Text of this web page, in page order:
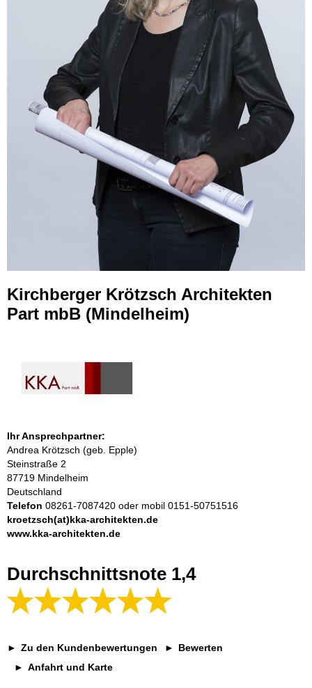
Kirchberger Krötzsch Architekten
Part mbB (Mindelheim)
Ihr Ansprechpartner:
Andrea Krötzsch (geb. Epple)
Steinstraße 2
87719 Mindelheim
Deutschland
Telefon 08261-7087420 oder mobil 0151-50751516
kroetzsch(at)kka-architekten.de
www.kka-architekten.de
Durchschnittsnote 1,4
Zu den Kundenbewertungen
Bewerten
Anfahrt und Karte